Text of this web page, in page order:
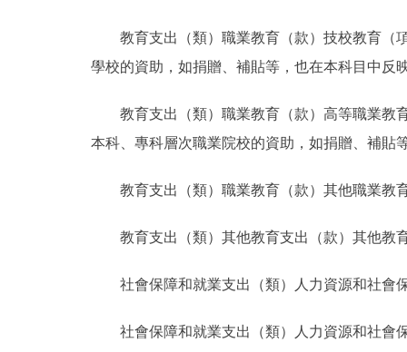
教育支出（類）職業教育（款）技校教育（
學校的資助，如捐贈、補貼等，也在本科目中反
教育支出（類）職業教育（款）高等職業教
本科、專科層次職業院校的資助，如捐贈、補貼
教育支出（類）職業教育（款）其他職業教
教育支出（類）其他教育支出（款）其他教
社會保障和就業支出（類）人力資源和社會
社會保障和就業支出（類）人力資源和社會